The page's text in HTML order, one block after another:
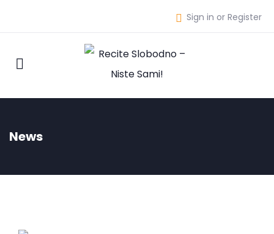
Sign in or Register
News